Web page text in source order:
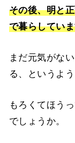
その後、明と
で暮らしてい
まだ元気がな
る、というよ
もろくてほう
でしょうか。